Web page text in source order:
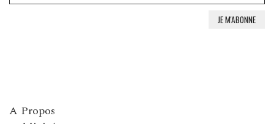
A Propos